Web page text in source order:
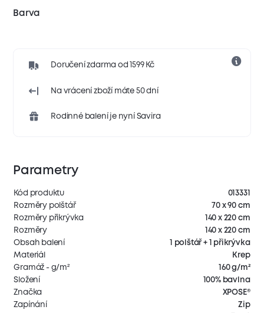
Barva
Doručení zdarma od 1599 Kč
Na vrácení zboží máte 50 dní
Rodinné balení je nyní Savira
Parametry
Kód produktu
013331
Rozměry polštář
70 x 90 cm
Rozměry přikrývka
140 x 220 cm
Rozměry
140 x 220 cm
Obsah balení
1 polštář + 1 přikrývka
Materiál
Krep
Gramáž - g/m²
160 g/m²
Složení
100% bavlna
Značka
XPOSE®
Zapínání
Zip